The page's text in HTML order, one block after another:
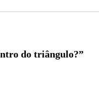
do triângulo?”